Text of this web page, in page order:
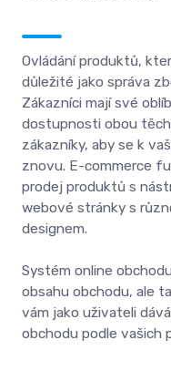
Ovládání produktů,
důležité jako správa
Zákazníci mají své
dostupnosti obou
zákazníky, aby se k
znovu. E-commerce
prodej produktů s
webové stránky s
designem.
Systém online
obsahu obchodu, ale
vám jako uživateli
obchodu podle vašich